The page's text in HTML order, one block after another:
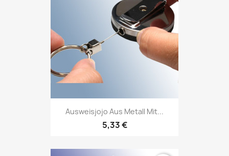
Ausweisjojo Aus Metall Mit...
5,33 €